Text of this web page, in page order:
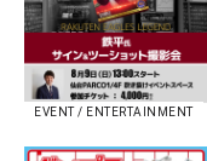
EVENT / ENTERTAINMENT